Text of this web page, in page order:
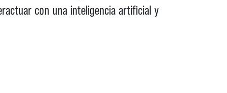
con una inteligencia artificial y